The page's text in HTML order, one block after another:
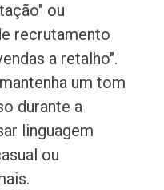
ou
recrutamento
a retalho".
um tom
durante a
linguagem
ou